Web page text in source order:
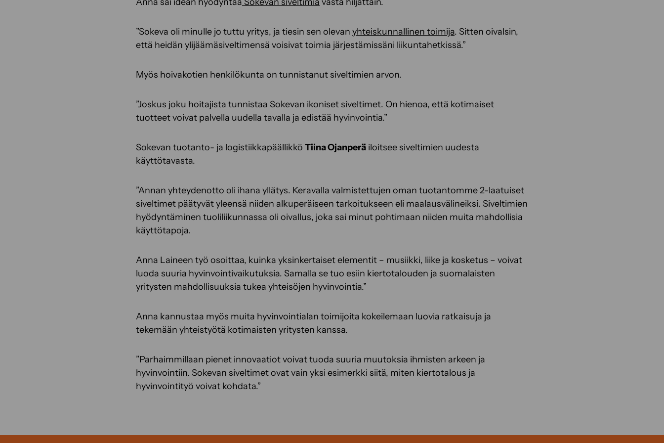
”Sokeva oli minulle jo tuttu yritys, ja tiesin sen olevan yhteiskunnallinen toimija. Sitten oivalsin,
että heidän ylijäämäsiveltimensä voisivat toimia järjestämissäni liikuntahetkissä.”
Myös hoivakotien henkilökunta on tunnistanut siveltimien arvon.
”Joskus joku hoitajista tunnistaa Sokevan ikoniset siveltimet. On hienoa, että kotimaiset
tuotteet voivat palvella uudella tavalla ja edistää hyvinvointia.”
Sokevan tuotanto- ja logistiikkapäällikkö Tiina Ojanperä iloitsee siveltimien uudesta
käyttötavasta.
”Annan yhteydenotto oli ihana yllätys. Keravalla valmistettujen oman tuotantomme 2-laatuiset
siveltimet päätyvät yleensä niiden alkuperäiseen tarkoitukseen eli maalausvälineiksi. Siveltimien
hyödyntäminen tuoliliikunnassa oli oivallus, joka sai minut pohtimaan niiden muita mahdollisia
käyttötapoja.
Anna Laineen työ osoittaa, kuinka yksinkertaiset elementit – musiikki, liike ja kosketus – voivat
luoda suuria hyvinvointivaikutuksia. Samalla se tuo esiin kiertotalouden ja suomalaisten
yritysten mahdollisuuksia tukea yhteisöjen hyvinvointia.”
Anna kannustaa myös muita hyvinvointialan toimijoita kokeilemaan luovia ratkaisuja ja
tekemään yhteistyötä kotimaisten yritysten kanssa.
”Parhaimmillaan pienet innovaatiot voivat tuoda suuria muutoksia ihmisten arkeen ja
hyvinvointiin. Sokevan siveltimet ovat vain yksi esimerkki siitä, miten kiertotalous ja
hyvinvointityö voivat kohdata.”